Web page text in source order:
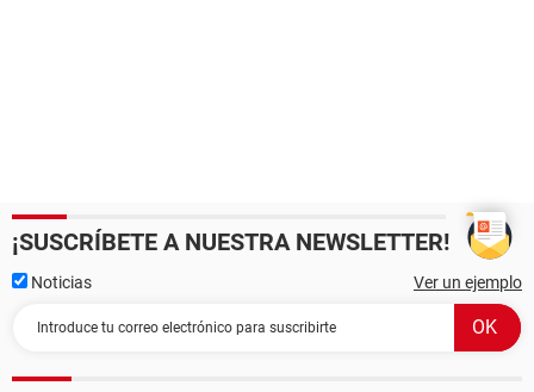
¡SUSCRÍBETE A NUESTRA NEWSLETTER!
Noticias Ver un ejemplo